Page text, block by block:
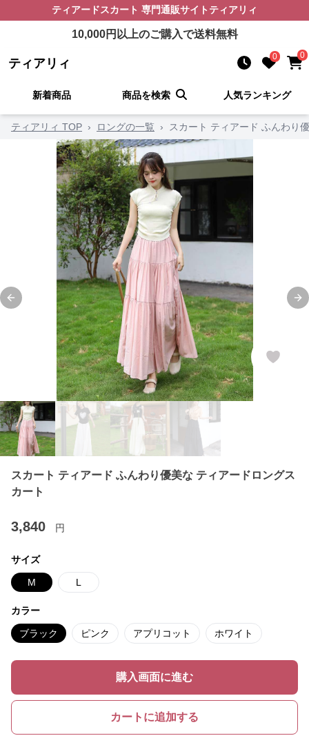
ティアードスカート 専門通販サイト ティアリィ
10,000円以上のご購入で送料無料
ティアリィ 0 0
新着商品 商品を検索 人気ランキング
ティアリィ TOP › ロングの一覧 › スカート ティアード ふんわり
Previous slide
スカート ティアード ふんわり優美な ティアードロングス
カート
3,840 円
サイズ
M L
カラー
ブラック ピンク アプリコット ホワイト
購入画面に進む
カートに追加する